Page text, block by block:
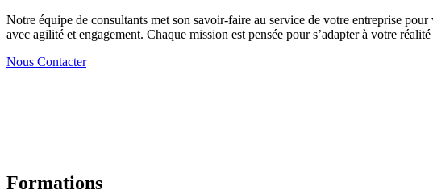
Notre équipe de consultants met son savoir-faire au service de votre entreprise
avec agilité et engagement. Chaque mission est pensée pour s’adapter à votre
Nous Contacter
Formations